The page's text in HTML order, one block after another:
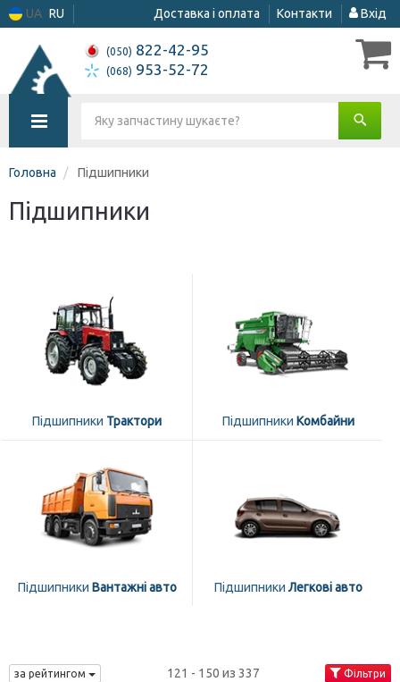
UA RU Доставка і оплата Контакти Вхід
(050) 822-42-95
(068) 953-52-72
Головна Підшипники
Підшипники
Підшипники Трактори Підшипники Комбайни
Підшипники Вантажні авто Підшипники Легкові авто
за рейтингом 121 - 150 из 337 Фільтри